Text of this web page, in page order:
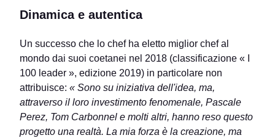
Dinamica e autentica
Un successo che lo chef ha eletto miglior chef al
mondo dai suoi coetanei nel 2018 (classificazione « I
100 leader », edizione 2019) in particolare non
attribuisce: « Sono su iniziativa dell'idea, ma,
attraverso il loro investimento fenomenale, Pascale
Perez, Tom Carbonnel e molti altri, hanno reso questo
progetto una realtà. La mia forza è la creazione, ma